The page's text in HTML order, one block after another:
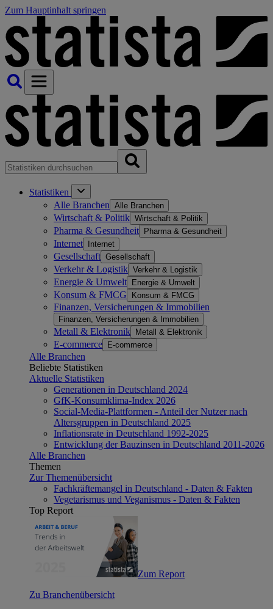
Zum Hauptinhalt springen
Statistiken
Alle Branchen Alle Branchen
Wirtschaft & Politik Wirtschaft & Politik
Pharma & Gesundheit Pharma & Gesundheit
Internet Internet
Gesellschaft Gesellschaft
Verkehr & Logistik Verkehr & Logistik
Energie & Umwelt Energie & Umwelt
Konsum & FMCG Konsum & FMCG
Finanzen, Versicherungen & Immobilien
Finanzen, Versicherungen & Immobilien
Metall & Elektronik Metall & Elektronik
E-commerce E-commerce
Alle Branchen
Beliebte Statistiken
Aktuelle Statistiken
Generationen in Deutschland 2024
GfK-Konsumklima-Index 2026
Social-Media-Plattformen - Anteil der Nutzer nach
Altersgruppen in Deutschland 2025
Inflationsrate in Deutschland 1992-2025
Entwicklung der Bauzinsen in Deutschland 2011-2026
Alle Branchen
Themen
Zur Themenübersicht
Fachkräftemangel in Deutschland - Daten & Fakten
Vegetarismus und Veganismus - Daten & Fakten
Top Report
Zum Report
Zu Branchenübersicht